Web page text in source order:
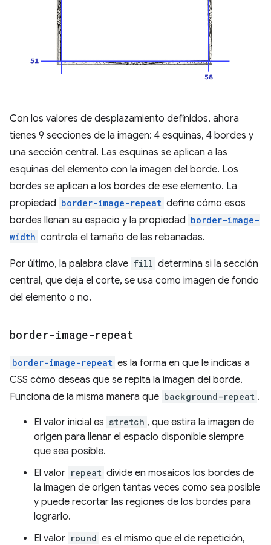
Con los valores de desplazamiento definidos, ahora
tienes 9 secciones de la imagen: 4 esquinas, 4 bordes y
una sección central. Las esquinas se aplican a las
esquinas del elemento con la imagen del borde. Los
bordes se aplican a los bordes de ese elemento. La
propiedad border-image-repeat define cómo esos
bordes llenan su espacio y la propiedad border-image-
width controla el tamaño de las rebanadas.
Por último, la palabra clave fill determina si la sección
central, que deja el corte, se usa como imagen de fondo
del elemento o no.
border-image-repeat
border-image-repeat es la forma en que le indicas a
CSS cómo deseas que se repita la imagen del borde.
Funciona de la misma manera que background-repeat .
El valor inicial es stretch , que estira la imagen de
origen para llenar el espacio disponible siempre
que sea posible.
El valor repeat divide en mosaicos los bordes de
la imagen de origen tantas veces como sea posible
y puede recortar las regiones de los bordes para
lograrlo.
El valor round es el mismo que el de repetición,